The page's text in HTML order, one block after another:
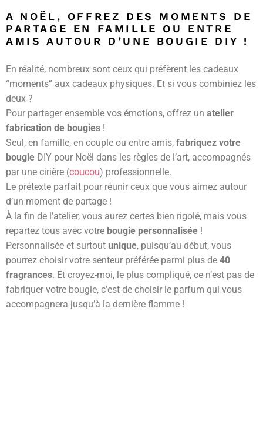
A NOËL, OFFREZ DES MOMENTS DE
PARTAGE EN FAMILLE OU ENTRE
AMIS AUTOUR D’UNE BOUGIE DIY !
En réalité, nombreux sont ceux qui préfèrent les cadeaux
“moments” aux cadeaux physiques. Et si vous combiniez les
deux ?
Pour partager ensemble vos émotions, offrez un atelier
fabrication de bougies !
Seul, en famille, en couple ou entre amis, fabriquez votre
bougie DIY pour Noël dans les règles de l’art, accompagnés
par une cirière (coucou) professionnelle.
Le prétexte parfait pour réunir ceux que vous aimez autour
d’un moment de partage !
À la fin de l’atelier, vous aurez certes bien rigolé, mais vous
repartez tous avec votre bougie personnalisée !
Personnalisée et surtout unique, puisqu’au début, vous
pourrez choisir votre senteur préférée parmi plus de 40
fragrances. Et croyez-moi, le plus compliqué, ce n’est pas de
fabriquer votre bougie, c’est de choisir le parfum qui vous
accompagnera jusqu’à la dernière flamme !